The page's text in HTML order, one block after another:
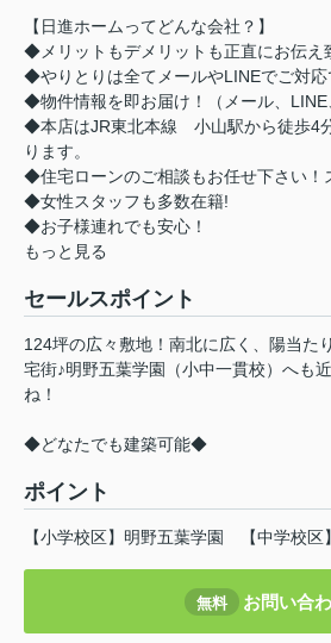
【日進ホームってどんな会社？】
◆メリットもデメリットも正直にお伝え
◆やりとりは全てメールやLINEでご対応
◆物件情報を即お届け！（メール、LINE
◆本店はJR東北本線 小山駅から徒歩4
ります。
◆住宅ローンのご相談もお任せ下さい！
◆女性スタッフも多数在籍!
◆お子様連れでも安心！
もっと見る
セールスポイント
124坪の広々敷地！南北に広く、陽当た
宅街♪明野五葉学園（小中一貫校）へも
ね！
◆どなたでも建築可能◆
ポイント
【小学校区】明野五葉学園 【中学校
無料 お問い合